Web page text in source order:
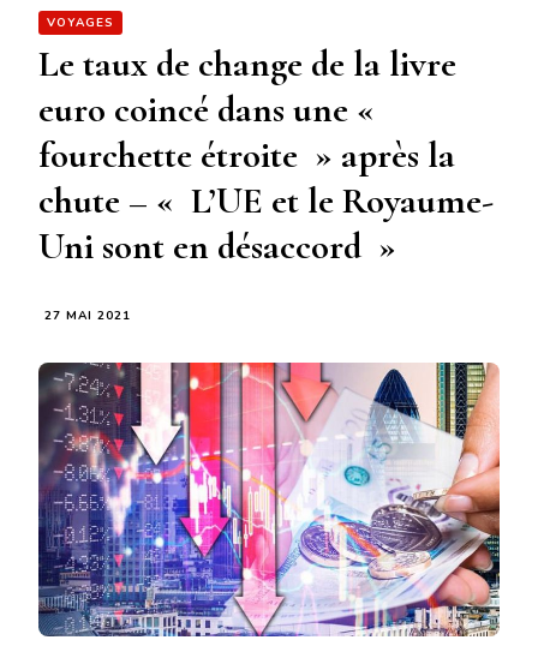
VOYAGES
Le taux de change de la livre
euro coincé dans une «
fourchette étroite » après la
chute – « L’UE et le Royaume-
Uni sont en désaccord »
27 MAI 2021